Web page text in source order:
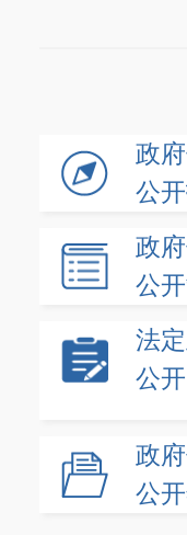
政
公
政
公
法
公
政
公